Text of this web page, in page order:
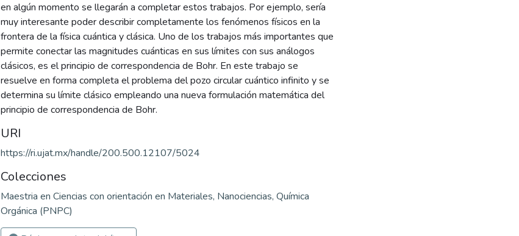
en algún momento se llegarán a completar estos trabajos. Por ejemplo, sería
muy interesante poder describir completamente los fenómenos físicos en la
frontera de la física cuántica y clásica. Uno de los trabajos más importantes que
permite conectar las magnitudes cuánticas en sus límites con sus análogos
clásicos, es el principio de correspondencia de Bohr. En este trabajo se
resuelve en forma completa el problema del pozo circular cuántico infinito y se
determina su límite clásico empleando una nueva formulación matemática del
principio de correspondencia de Bohr.
URI
https://ri.ujat.mx/handle/200.500.12107/5024
Colecciones
Maestria en Ciencias con orientación en Materiales, Nanociencias, Química
Orgánica (PNPC)